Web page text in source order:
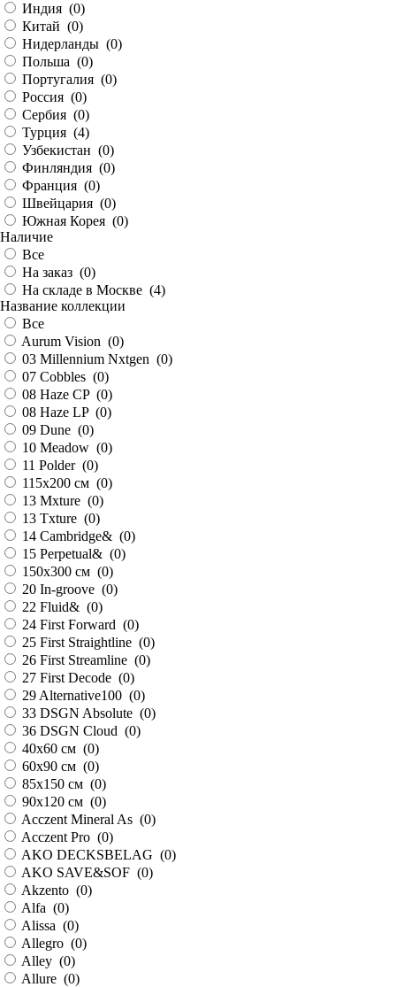
Индия (0)
Китай (0)
Нидерланды (0)
Польша (0)
Португалия (0)
Россия (0)
Сербия (0)
Турция (4)
Узбекистан (0)
Финляндия (0)
Франция (0)
Швейцария (0)
Южная Корея (0)
Наличие
Все
На заказ (0)
На складе в Москве (4)
Название коллекции
Все
Aurum Vision (0)
03 Millennium Nxtgen (0)
07 Cobbles (0)
08 Haze CP (0)
08 Haze LP (0)
09 Dune (0)
10 Meadow (0)
11 Polder (0)
115х200 см (0)
13 Mxture (0)
13 Txture (0)
14 Cambridge& (0)
15 Perpetual& (0)
150х300 см (0)
20 In-groove (0)
22 Fluid& (0)
24 First Forward (0)
25 First Straightline (0)
26 First Streamline (0)
27 First Decode (0)
29 Alternative100 (0)
33 DSGN Absolute (0)
36 DSGN Cloud (0)
40х60 см (0)
60х90 см (0)
85х150 см (0)
90х120 см (0)
Acczent Mineral As (0)
Acczent Pro (0)
AKO DECKSBELAG (0)
AKO SAVE&SOF (0)
Akzento (0)
Alfa (0)
Alissa (0)
Allegro (0)
Alley (0)
Allure (0)